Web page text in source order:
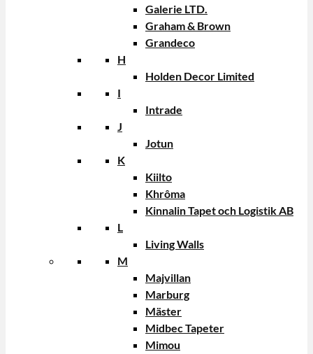
Galerie LTD.
Graham & Brown
Grandeco
H
Holden Decor Limited
I
Intrade
J
Jotun
K
Kiilto
Khrôma
Kinnalin Tapet och Logistik AB
L
Living Walls
M
Majvillan
Marburg
Mäster
Midbec Tapeter
Mimou